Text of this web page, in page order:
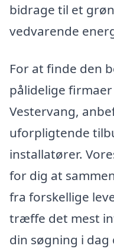
bidrage til et
vedvarende
For at finde den
pålidelige
Vestervang,
uforpligtende
installatører.
for dig at
fra forskellige
træffe det mest
din søgning i dag